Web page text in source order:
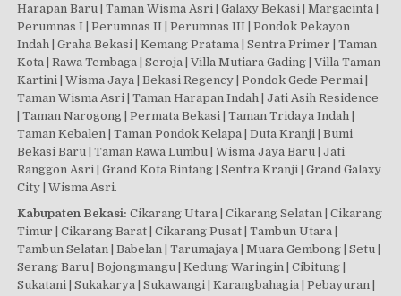
Harapan Baru | Taman Wisma Asri | Galaxy Bekasi | Margacinta |
Perumnas I | Perumnas II | Perumnas III | Pondok Pekayon
Indah | Graha Bekasi | Kemang Pratama | Sentra Primer | Taman
Kota | Rawa Tembaga | Seroja | Villa Mutiara Gading | Villa Taman
Kartini | Wisma Jaya | Bekasi Regency | Pondok Gede Permai |
Taman Wisma Asri | Taman Harapan Indah | Jati Asih Residence
| Taman Narogong | Permata Bekasi | Taman Tridaya Indah |
Taman Kebalen | Taman Pondok Kelapa | Duta Kranji | Bumi
Bekasi Baru | Taman Rawa Lumbu | Wisma Jaya Baru | Jati
Ranggon Asri | Grand Kota Bintang | Sentra Kranji | Grand Galaxy
City | Wisma Asri.
Kabupaten Bekasi: Cikarang Utara | Cikarang Selatan | Cikarang
Timur | Cikarang Barat | Cikarang Pusat | Tambun Utara |
Tambun Selatan | Babelan | Tarumajaya | Muara Gembong | Setu |
Serang Baru | Bojongmangu | Kedung Waringin | Cibitung |
Sukatani | Sukakarya | Sukawangi | Karangbahagia | Pebayuran |